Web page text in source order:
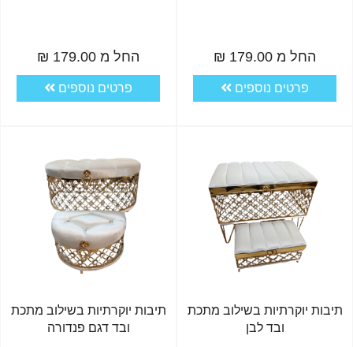
החל מ 179.00 ₪
פרטים נוספים
החל מ 179.00 ₪
פרטים נוספים
תיבות יוקרתיות בשילוב מתכת
ובד לבן
תיבות יוקרתיות בשילוב מתכת
ובד דגם פנדורה